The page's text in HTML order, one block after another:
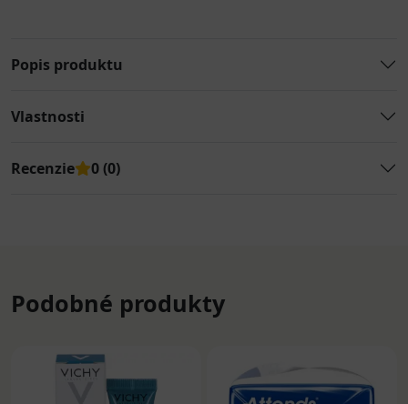
Popis produktu
Vlastnosti
Recenzie 0 (0)
Podobné produkty